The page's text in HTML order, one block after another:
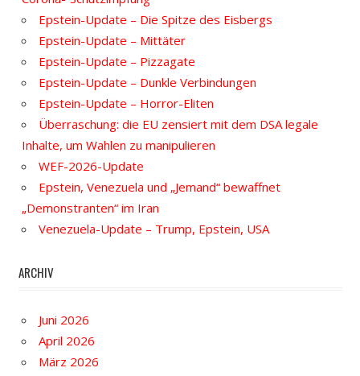
Epstein-Update – Die Spitze des Eisbergs
Epstein-Update – Mittäter
Epstein-Update – Pizzagate
Epstein-Update – Dunkle Verbindungen
Epstein-Update – Horror-Eliten
Überraschung: die EU zensiert mit dem DSA legale
Inhalte, um Wahlen zu manipulieren
WEF-2026-Update
Epstein, Venezuela und „Jemand“ bewaffnet
„Demonstranten“ im Iran
Venezuela-Update – Trump, Epstein, USA
ARCHIV
Juni 2026
April 2026
März 2026